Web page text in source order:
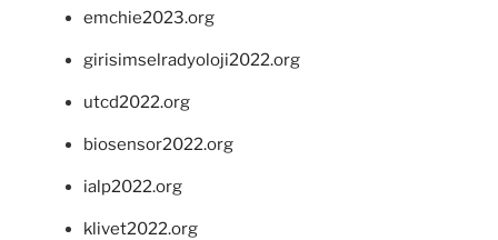
emchie2023.org
girisimselradyoloji2022.org
utcd2022.org
biosensor2022.org
ialp2022.org
klivet2022.org